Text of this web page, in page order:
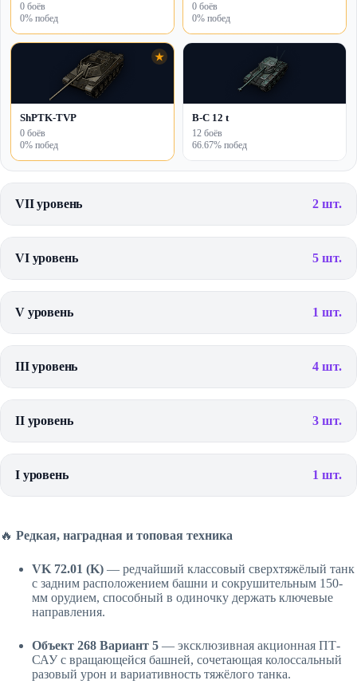
0 боёв
0% побед
0 боёв
0% побед
★
ShPTK-TVP
0 боёв
0% побед
B-C 12 t
12 боёв
66.67% побед
VII уровень 2 шт.
VI уровень 5 шт.
V уровень 1 шт.
III уровень 4 шт.
II уровень 3 шт.
I уровень 1 шт.
🔥 Редкая, наградная и топовая техника
VK 72.01 (K) — редчайший классовый сверхтяжёлый танк
с задним расположением башни и сокрушительным 150-
мм орудием, способный в одиночку держать ключевые
направления.
Объект 268 Вариант 5 — эксклюзивная акционная ПТ-
САУ с вращающейся башней, сочетающая колоссальный
разовый урон и вариативность тяжёлого танка.